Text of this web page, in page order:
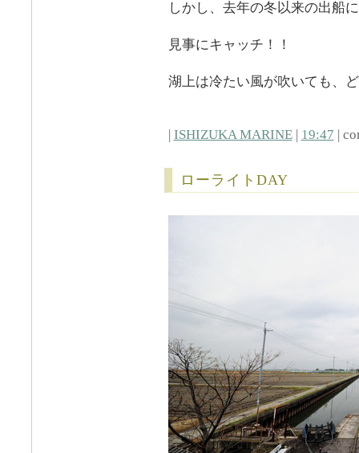
しかし、去年の冬以来の出船
見事にキャッチ！！
湖上は冷たい風が吹いても、
| ISHIZUKA MARINE| 19:47 |
ローライトDAY